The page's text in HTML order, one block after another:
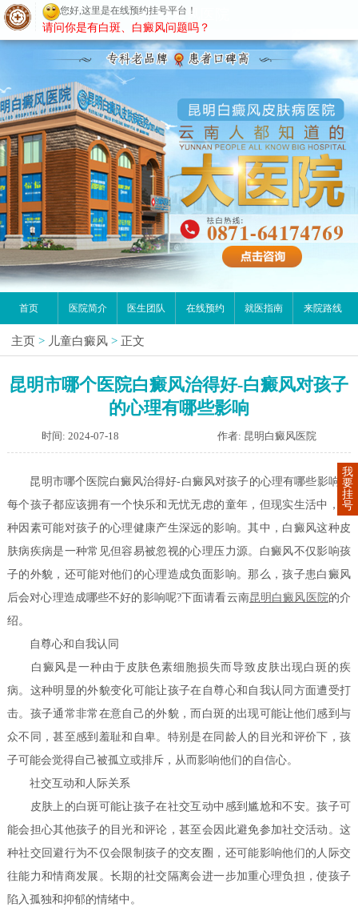
昆明白癜风医院
首页 医院简介 医生团队 在线预约 就医指南 来院路线
主页 > 儿童白癜风 > 正文
昆明市哪个医院白癜风治得好-白癜风对孩子
的心理有哪些影响
时间: 2024-07-18 作者: 昆明白癜风医院
昆明市哪个医院白癜风治得好-白癜风对孩子的心理有哪些影响？
每个孩子都应该拥有一个快乐和无忧无虑的童年，但现实生活中，各
种因素可能对孩子的心理健康产生深远的影响。其中，白癜风这种皮
肤病疾病是一种常见但容易被忽视的心理压力源。白癜风不仅影响孩
子的外貌，还可能对他们的心理造成负面影响。那么，孩子患白癜风
后会对心理造成哪些不好的影响呢?下面请看云南昆明白癜风医院的介
绍。
自尊心和自我认同
白癜风是一种由于皮肤色素细胞损失而导致皮肤出现白斑的疾
病。这种明显的外貌变化可能让孩子在自尊心和自我认同方面遭受打
击。孩子通常非常在意自己的外貌，而白斑的出现可能让他们感到与
众不同，甚至感到羞耻和自卑。特别是在同龄人的目光和评价下，孩
子可能会觉得自己被孤立或排斥，从而影响他们的自信心。
社交互动和人际关系
皮肤上的白斑可能让孩子在社交互动中感到尴尬和不安。孩子可
能会担心其他孩子的目光和评论，甚至会因此避免参加社交活动。这
种社交回避行为不仅会限制孩子的交友圈，还可能影响他们的人际交
往能力和情商发展。长期的社交隔离会进一步加重心理负担，使孩子
陷入孤独和抑郁的情绪中。
我
要
挂
号
您好,这里是在线预约挂号平台！
请问你是有白斑、白癜风问题吗？